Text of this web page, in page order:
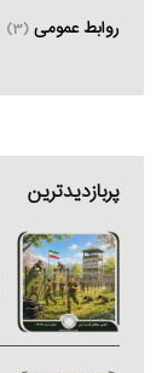
روابط عمومی (3)
پربازدیدترین